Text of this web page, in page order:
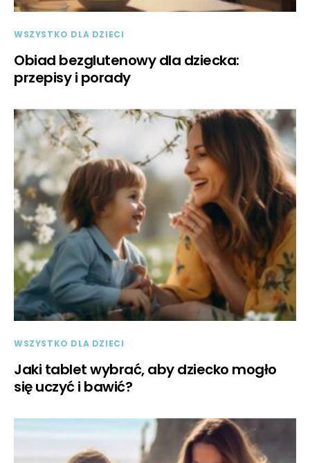
WSZYSTKO DLA DZIECI
Obiad bezglutenowy dla dziecka:
przepisy i porady
WSZYSTKO DLA DZIECI
Jaki tablet wybrać, aby dziecko mogło
się uczyć i bawić?